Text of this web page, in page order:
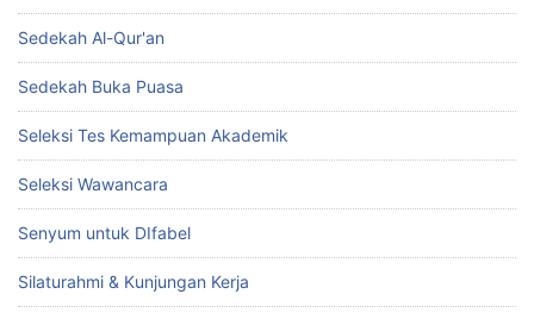
Sedekah Al-Qur'an
Sedekah Buka Puasa
Seleksi Tes Kemampuan Akademik
Seleksi Wawancara
Senyum untuk DIfabel
Silaturahmi & Kunjungan Kerja